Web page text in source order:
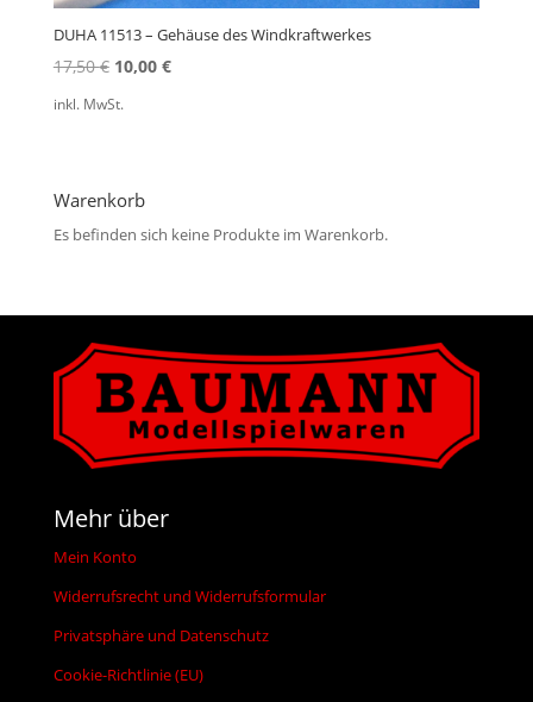
DUHA 11513 – Gehäuse des Windkraftwerkes
17,50€ Ursprünglicher
10,00 €Aktueller
inkl. MwSt.
Warenkorb
Es befinden sich keine Produkte im Warenkorb.
Mehr über
Mein Konto
Widerrufsrecht und Widerrufsformular
Privatsphäre und Datenschutz
Cookie-Richtlinie (EU)